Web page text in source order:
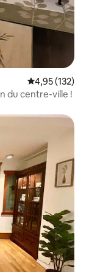
Note
4,95 (132)
du centre-ville !